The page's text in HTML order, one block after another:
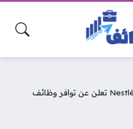
شركة نستله Nestlé تعلن عن توافر وظائف